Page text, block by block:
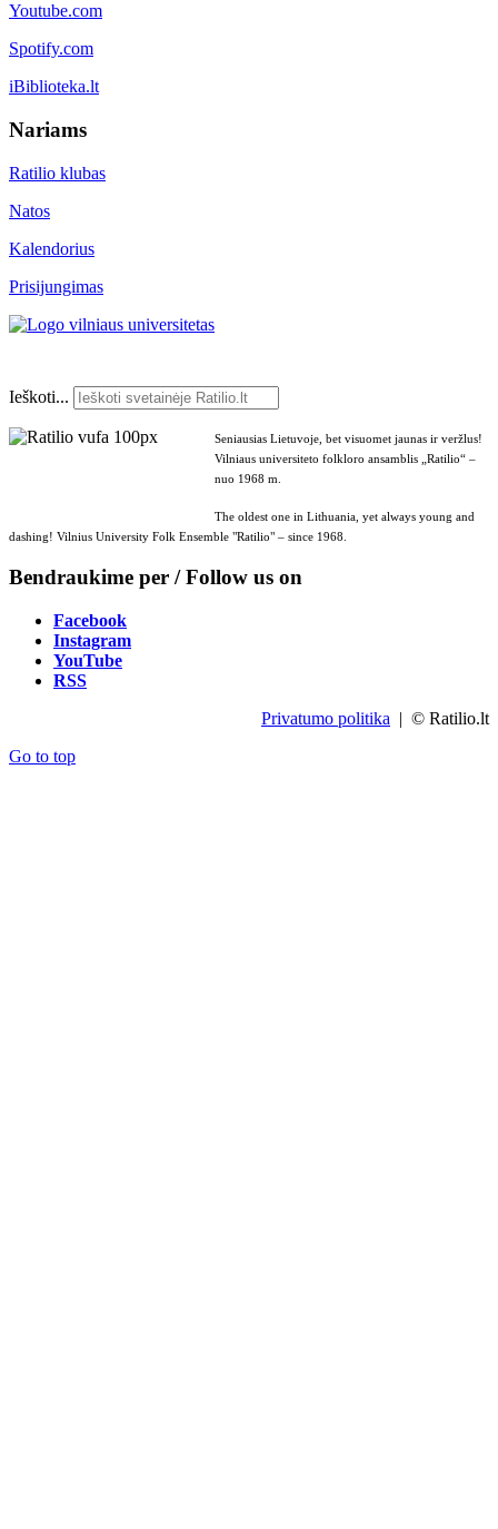
Youtube.com
Spotify.com
iBiblioteka.lt
Nariams
Ratilio klubas
Natos
Kalendorius
Prisijungimas
Ieškoti...
Seniausias Lietuvoje, bet visuomet jaunas ir veržlus!
Vilniaus universiteto folkloro ansamblis „Ratilio“ –
nuo 1968 m.
The oldest one in Lithuania, yet always young and
dashing! Vilnius University Folk Ensemble "Ratilio" – since 1968.
Bendraukime per / Follow us on
Facebook
Instagram
YouTube
RSS
Privatumo politika | © Ratilio.lt
Go to top